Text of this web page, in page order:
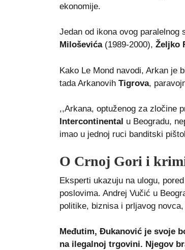
ekonomije.
Jedan od ikona ovog
Miloševića(1989-2000), Željko
Kako Le Mond navodi, Arkan je
tada Arkanovih Tigrova,
,,Arkana, optuženog za zločine
Intercontinental u Beogradu,
imao u jednoj ruci banditski
O Crnoj Gori i
Eksperti ukazuju na ulogu,
poslovima. Andrej Vučić u
politike, biznisa i prljavog
Međutim, Đukanović je svoje
na ilegalnoj trgovini. Njegov